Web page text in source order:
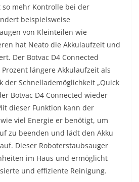
so mehr Kontrolle bei der
beispielsweise
von Kleinteilen wie
hat Neato die Akkulaufzeit und
Der Botvac D4 Connected
längere Akkulaufzeit als
der Schnellademöglichkeit „Quick
Botvac D4 Connected wieder
dieser Funktion kann der
viel Energie er benötigt, um
zu beenden und lädt den Akku
Dieser Roboterstaubsauger
im Haus und ermöglicht
und effiziente Reinigung.